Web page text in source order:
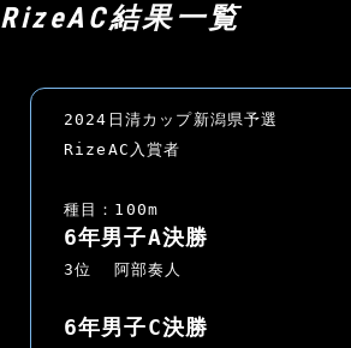
RizeAC結果一覧
2024日清カップ新潟県予選
RizeAC入賞者
種目：100m
6年男子A決勝
3位  阿部奏人
6年男子C決勝